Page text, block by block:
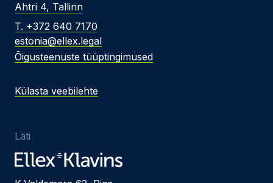
Ahtri 4, Tallinn
T. +372 640 7170
estonia@ellex.legal
Õigusteenuste tüüptingimused
Külasta veebilehte
Läti